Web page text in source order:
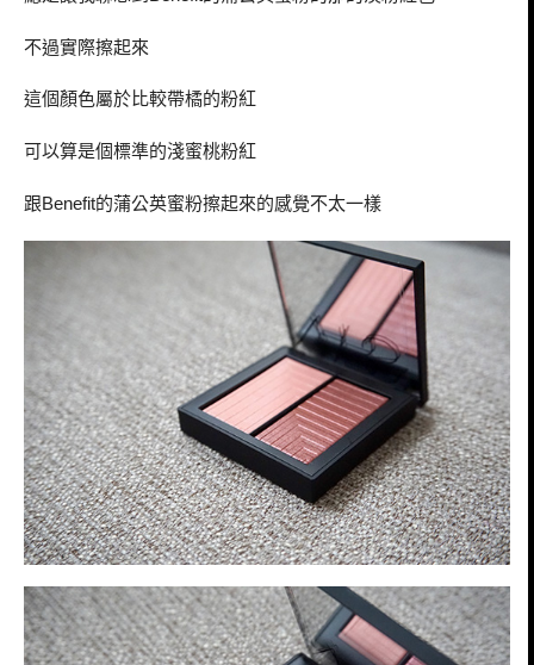
不過實際擦起來
這個顏色屬於比較帶橘的粉紅
可以算是個標準的淺蜜桃粉紅
跟Benefit的蒲公英蜜粉擦起來的感覺不太一樣